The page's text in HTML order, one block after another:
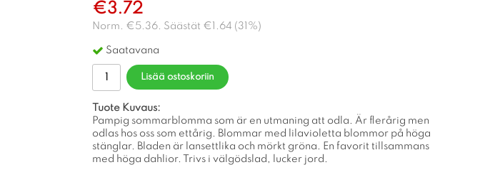
€3.72
Norm. €5.36. Säästät €1.64 ( 31 %)
Saatavana
Lisää ostoskoriin
Tuote Kuvaus:
Pampig sommarblomma som är en utmaning att odla. Är flerårig men
odlas hos oss som ettårig. Blommar med lilavioletta blommor på höga
stänglar. Bladen är lansettlika och mörkt gröna. En favorit tillsammans
med höga dahlior. Trivs i välgödslad, lucker jord.